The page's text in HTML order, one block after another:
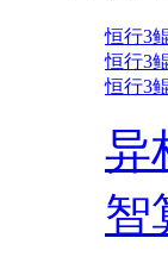
恒行3
恒行3
恒行3
异
智